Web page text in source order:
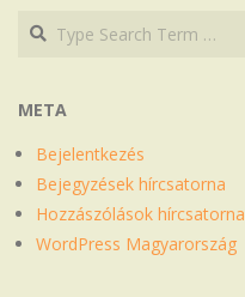
Search
Search
META
Bejelentkezés
Bejegyzések hírcsatorna
Hozzászólások hírcsatorna
WordPress Magyarország